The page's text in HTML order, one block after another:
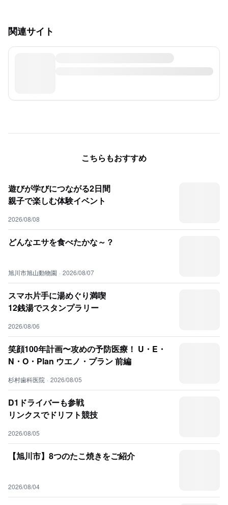
関連サイト
こちらもおすすめ
遊びが学びにつながる2日間
親子で楽しむ体験イベント
2026/08/08
どんなエサを食べたかな～？
旭川市旭山動物園 · 2026/08/07
スマホ片手に湯めぐり満喫
12銭湯でスタンプラリー
2026/08/06
笑顔100年計画〜攻めの予防医療！ U・E・
N・O・Plan ウエノ・プラン 前編
杉村歯科医院 · 2026/08/05
D1ドライバーも参戦
リンクスでドリフト競技
2026/08/05
【旭川市】8つのたこ焼きをご紹介
2026/08/04